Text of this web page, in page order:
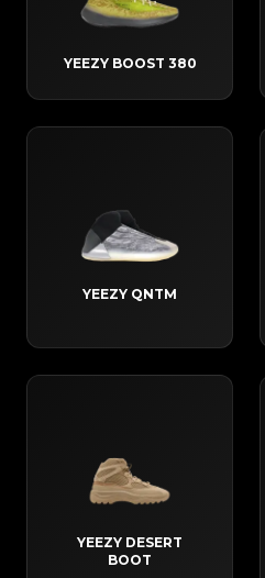
YEEZY BOOST 380
YEEZY QNTM
YEEZY DESERT
BOOT